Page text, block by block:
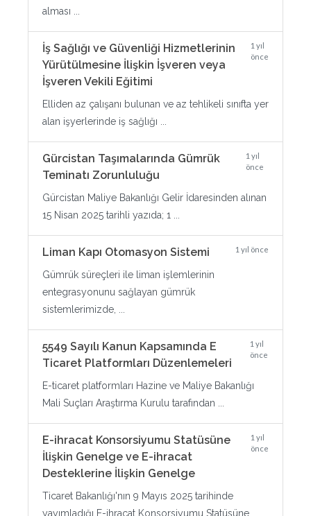
alması ...
İş Sağlığı ve Güvenliği Hizmetlerinin
Yürütülmesine İlişkin İşveren veya
İşveren Vekili Eğitimi
1 yıl
önce
Elliden az çalışanı bulunan ve az tehlikeli sınıfta yer
alan işyerlerinde iş sağlığı ...
Gürcistan Taşımalarında Gümrük
Teminatı Zorunluluğu
1 yıl
önce
Gürcistan Maliye Bakanlığı Gelir İdaresinden alınan
15 Nisan 2025 tarihli yazıda; 1 ...
Liman Kapı Otomasyon Sistemi 1 yıl önce
Gümrük süreçleri ile liman işlemlerinin
entegrasyonunu sağlayan gümrük
sistemlerimizde, ...
5549 Sayılı Kanun Kapsamında E
Ticaret Platformları Düzenlemeleri
1 yıl
önce
E-ticaret platformları Hazine ve Maliye Bakanlığı
Mali Suçları Araştırma Kurulu tarafından ...
E-ihracat Konsorsiyumu Statüsüne
İlişkin Genelge ve E-ihracat
Desteklerine İlişkin Genelge
1 yıl
önce
Ticaret Bakanlığı'nın 9 Mayıs 2025 tarihinde
yayımladığı E-ihracat Konsorsiyumu Statüsüne ...